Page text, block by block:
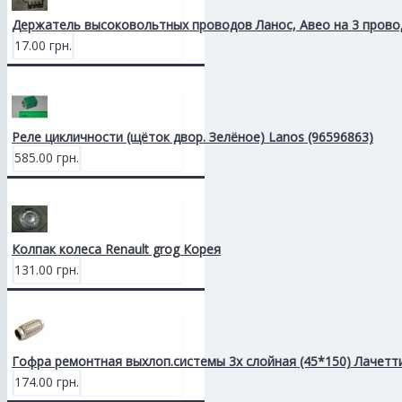
Держатель высоковольтных проводов Ланос, Авео на 3
17.00 грн.
Реле цикличности (щёток двор. Зелёное) Lanos (96596863)
585.00 грн.
Колпак колеса Renault grog Корея
131.00 грн.
Гофра ремонтная выхлоп.системы 3х слойная (45*150)
174.00 грн.